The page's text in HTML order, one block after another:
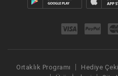
Ortaklık Programı Hediye Çeki